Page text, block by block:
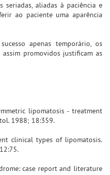
seriadas, aliadas à paciência e
ao paciente uma aparência
apenas temporário, os
promovidos justificam as
lipomatosis - treatment
1988; 18:359.
clinical types of lipomatosis.
case report and literature